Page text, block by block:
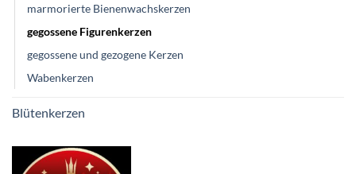
marmorierte Bienenwachskerzen
gegossene Figurenkerzen
gegossene und gezogene Kerzen
Wabenkerzen
Blütenkerzen